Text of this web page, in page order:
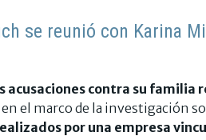
se reunió con Karina
acusaciones contra su
en el marco de la investigación
por una empresa